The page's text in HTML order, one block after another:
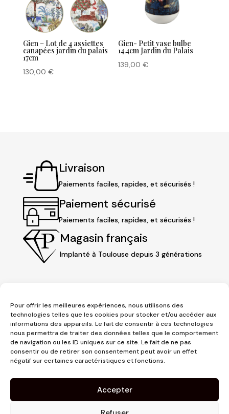
Pour offrir les meilleures expériences, nous utilisons des
technologies telles que les cookies pour stocker et/ou accéder aux
informations des appareils. Le fait de consentir à ces technologies
nous permettra de traiter des données telles que le comportement
de navigation ou les ID uniques sur ce site. Le fait de ne pas
consentir ou de retirer son consentement peut avoir un effet
négatif sur certaines caractéristiques et fonctions.
Accepter
Gien – Lot de 4 assiettes
canapées jardin du palais
17cm
130,00 €
Gien- Petit vase bulbe
14.4cm Jardin du Palais
139,00€
Livraison
Paiements faciles, rapides, et sécurisés !
Paiement sécurisé
Paiements faciles, rapides, et sécurisés !
Magasin français
Implanté à Toulouse depuis 3 générations
3 place Jeanne d'Arc
31000 Toulouse
contact@pujolmaison.com
05 62 73 70 73